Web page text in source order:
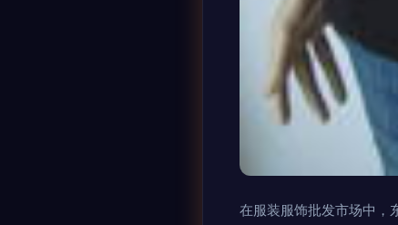
在服装服饰批发市场中，